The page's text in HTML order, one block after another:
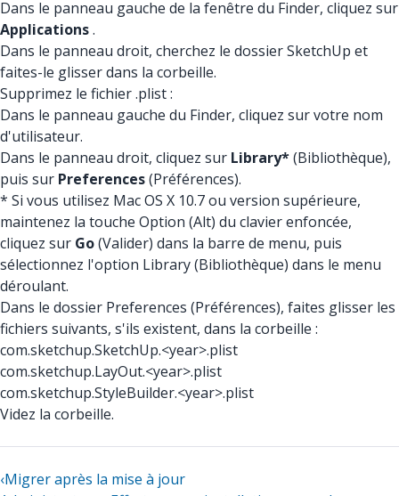
Dans le panneau gauche de la fenêtre du Finder, cliquez sur
Applications.
Dans le panneau droit, cherchez le dossier SketchUp et
faites-le glisser dans la corbeille.
Supprimez le fichier .plist :
Dans le panneau gauche du Finder, cliquez sur votre nom
d'utilisateur.
Dans le panneau droit, cliquez sur Library*(Bibliothèque),
puis sur Preferences(Préférences).
* Si vous utilisez Mac OS X 10.7 ou version supérieure,
maintenez la touche Option (Alt) du clavier enfoncée,
cliquez sur Go(Valider) dans la barre de menu, puis
sélectionnez l'option Library (Bibliothèque) dans le menu
déroulant.
Dans le dossier Preferences (Préférences), faites glisser les
fichiers suivants, s'ils existent, dans la corbeille :
com.sketchup.SketchUp.<year>.plist
com.sketchup.LayOut.<year>.plist
com.sketchup.StyleBuilder.<year>.plist
Videz la corbeille.
‹Migrer après la mise à jour